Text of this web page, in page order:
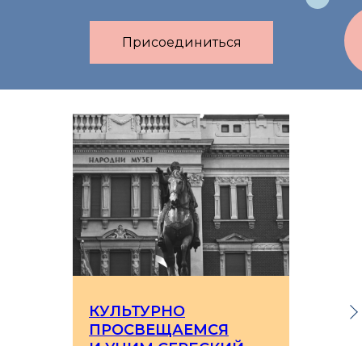
Присоединиться
КУЛЬТУРНО
ПРОСВЕЩАЕМСЯ